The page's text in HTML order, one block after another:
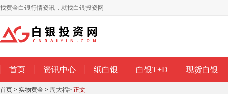
找黄金白银行情资讯，就找白银投资网
首页 资讯中心 纸白银 白银T+D 现货白银
首页 > 实物黄金 > 周大福> 正文